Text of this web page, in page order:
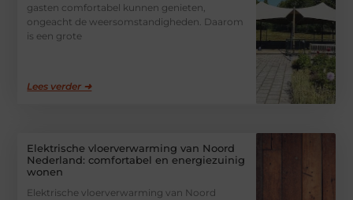
gasten comfortabel kunnen genieten,
ongeacht de weersomstandigheden. Daarom
is een grote
Lees verder ➜
Elektrische vloerverwarming van Noord
Nederland: comfortabel en energiezuinig
wonen
Elektrische vloerverwarming van Noord